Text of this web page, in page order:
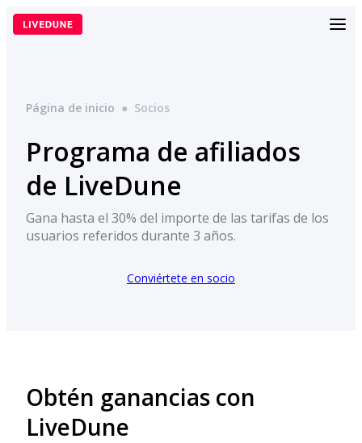
Saltar
al
Página de inicio ● Socios
Programa de afiliados
de LiveDune
Gana hasta el 30% del importe de las tarifas de los
usuarios referidos durante 3 años.
Conviértete en socio
Obtén ganancias con
LiveDune